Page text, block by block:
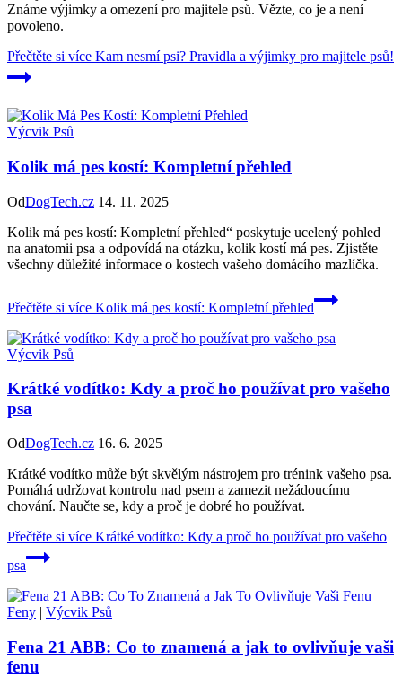
Známe výjimky a omezení pro majitele psů. Vězte, co je a není
povoleno.
Přečtěte si více Kam nesmí psi? Pravidla a výjimky pro majitele psů!
Výcvik Psů
Kolik má pes kostí: Kompletní přehled
OdDogTech.cz 14. 11. 2025
Kolik má pes kostí: Kompletní přehled“ poskytuje ucelený pohled
na anatomii psa a odpovídá na otázku, kolik kostí má pes. Zjistěte
všechny důležité informace o kostech vašeho domácího mazlíčka.
Přečtěte si více Kolik má pes kostí: Kompletní přehled
Výcvik Psů
Krátké vodítko: Kdy a proč ho používat pro vašeho
psa
OdDogTech.cz 16. 6. 2025
Krátké vodítko může být skvělým nástrojem pro trénink vašeho psa.
Pomáhá udržovat kontrolu nad psem a zamezit nežádoucímu
chování. Naučte se, kdy a proč je dobré ho používat.
Přečtěte si více Krátké vodítko: Kdy a proč ho používat pro vašeho
psa
Feny | Výcvik Psů
Fena 21 ABB: Co to znamená a jak to ovlivňuje vaši
fenu